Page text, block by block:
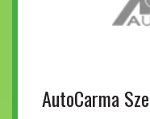
AutoCarma